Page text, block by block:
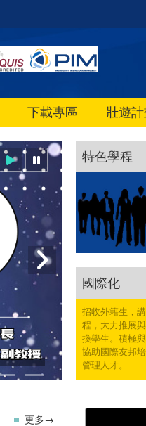
下載專區 壯遊
特色學程
國際化
招收外籍生，
程，大力推展
換學生。積極與
協助國際友邦
管理人才。
更多→